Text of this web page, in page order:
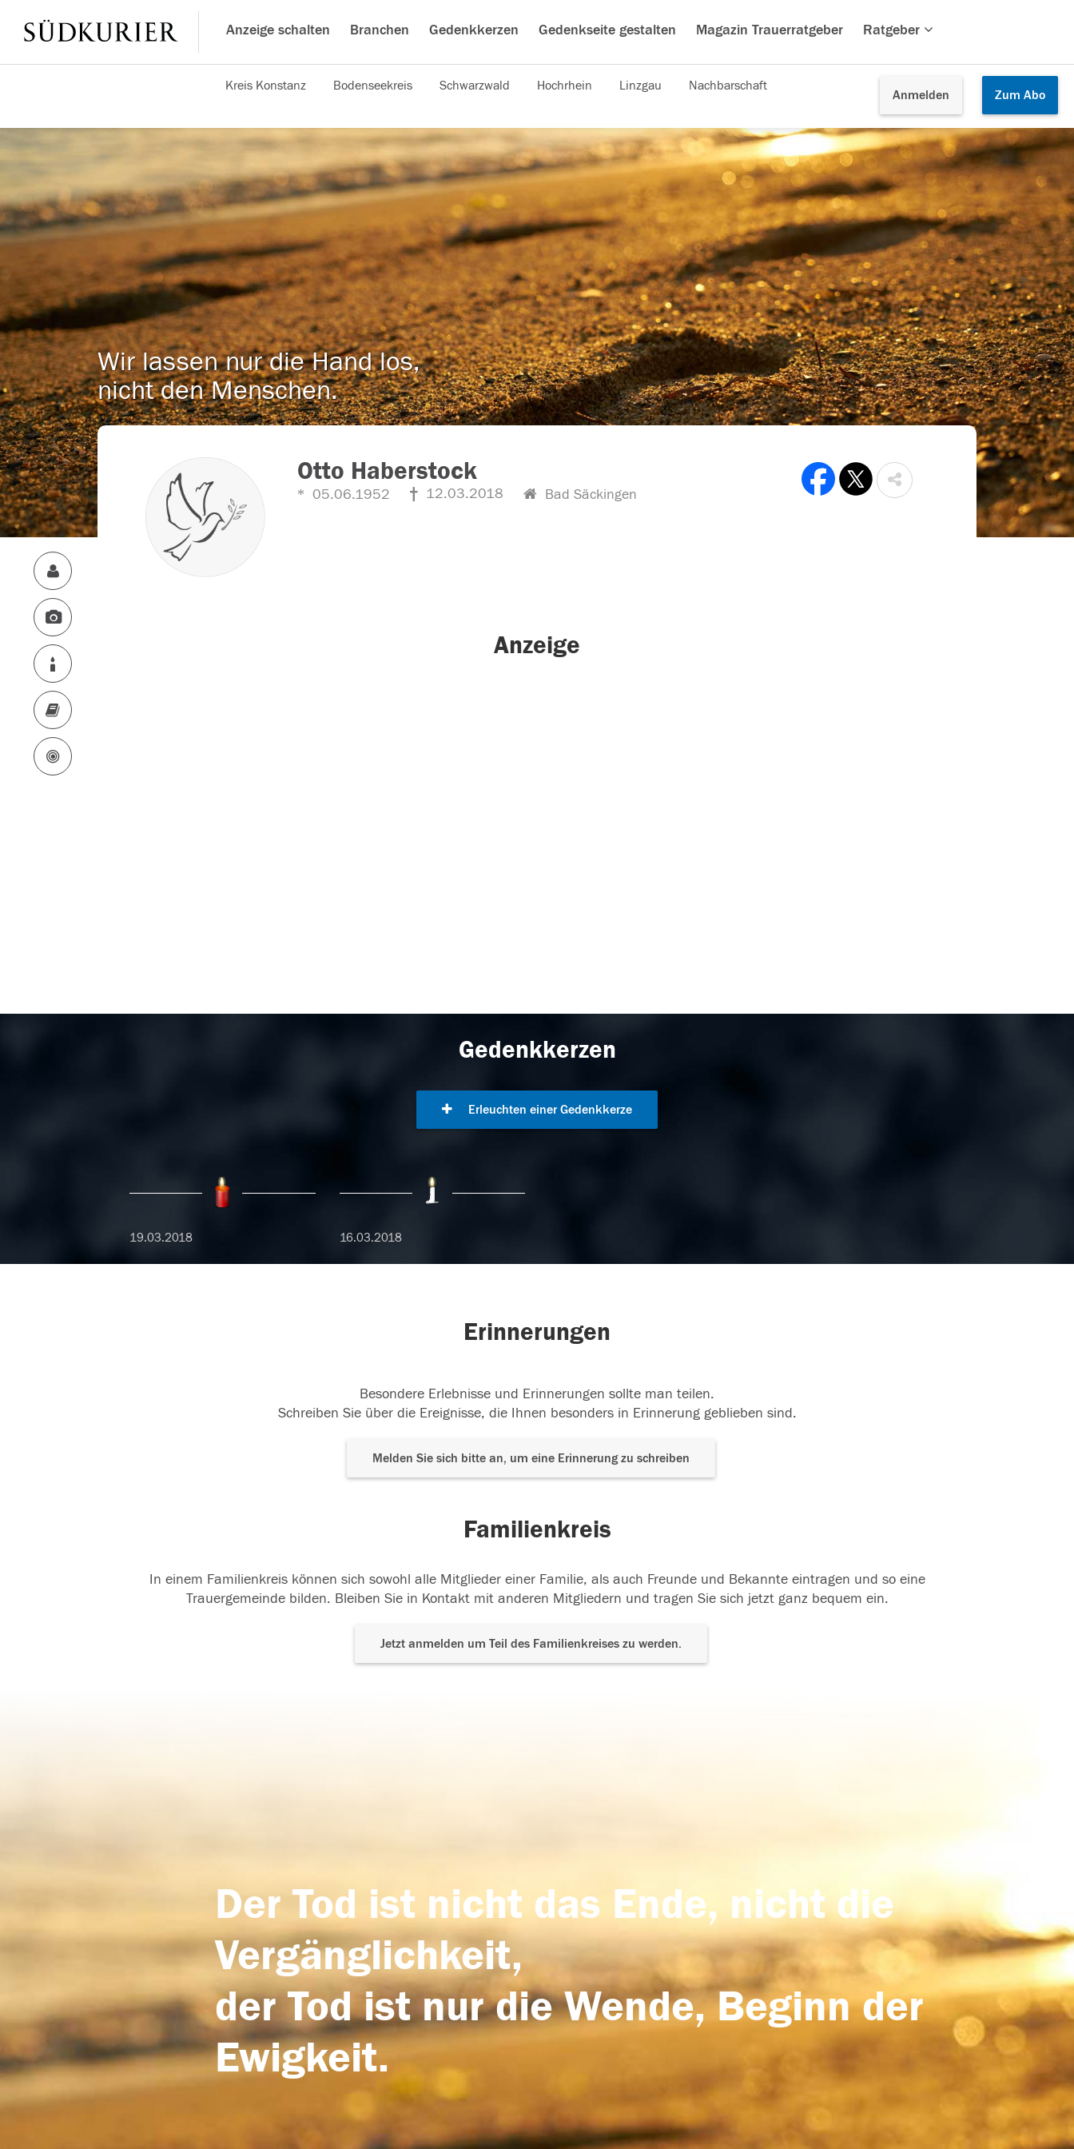
Anzeige schalten Branchen Gedenkkerzen Gedenkseite gestalten Magazin Trauerratgeber Ratgeber
Anmelden Zum Abo
Kreis Konstanz Bodenseekreis Schwarzwald Hochrhein Linzgau Nachbarschaft
Wir lassen nur die Hand los,
nicht den Menschen.
Otto Haberstock
05.06.1952 12.03.2018 Bad Säckingen
Anzeige
Gedenkkerzen
Erleuchten einer Gedenkkerze
19.03.2018 16.03.2018
Erinnerungen
Besondere Erlebnisse und Erinnerungen sollte man teilen.
Schreiben Sie über die Ereignisse, die Ihnen besonders in Erinnerung geblieben sind.
Melden Sie sich bitte an, um eine Erinnerung zu schreiben
Familienkreis
In einem Familienkreis können sich sowohl alle Mitglieder einer Familie, als auch Freunde und Bekannte eintragen und so eine
Trauergemeinde bilden. Bleiben Sie in Kontakt mit anderen Mitgliedern und tragen Sie sich jetzt ganz bequem ein.
Jetzt anmelden um Teil des Familienkreises zu werden.
Der Tod ist nicht das Ende, nicht die
Vergänglichkeit,
der Tod ist nur die Wende, Beginn der
Ewigkeit.